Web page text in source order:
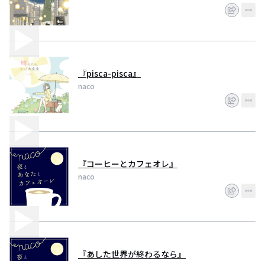
『pisca-pisca』
naco
『コーヒーとカフェオレ』
naco
『あした世界が終わるなら』